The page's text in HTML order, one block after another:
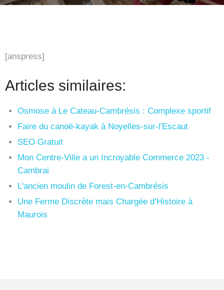
[anspress]
Articles similaires:
Osmose à Le Cateau-Cambrésis : Complexe sportif
Faire du canoë-kayak à Noyelles-sur-l'Escaut
SEO Gratuit
Mon Centre-Ville a un Incroyable Commerce 2023 -
Cambrai
L'ancien moulin de Forest-en-Cambrésis
Une Ferme Discrète mais Chargée d’Histoire à
Maurois